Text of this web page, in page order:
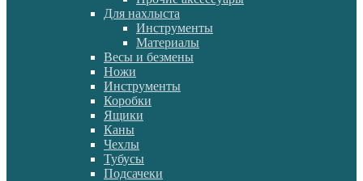
Для нахлыста
Инструменты
Материалы
Весы и безмены
Ножи
Инструменты
Коробки
Ящики
Каны
Чехлы
Тубусы
Подсачеки